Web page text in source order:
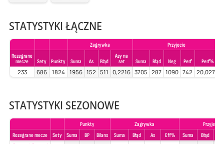
STATYSTYKI ŁĄCZNE
Zagrywka
Przyjecie
Rozegrane
mecze
Sety Punkty Suma As Błąd
Asy na
set
Suma Błąd Neg Perf Perf%
233 686 1824 1956 152 511 0,2216 3705 287 1090 742 20,0270
STATYSTYKI SEZONOWE
Punkty Zagrywka
Przyjecie
Rozegrane mecze
Sety Suma BP Bilans Suma Błąd As Eff% Suma Błąd